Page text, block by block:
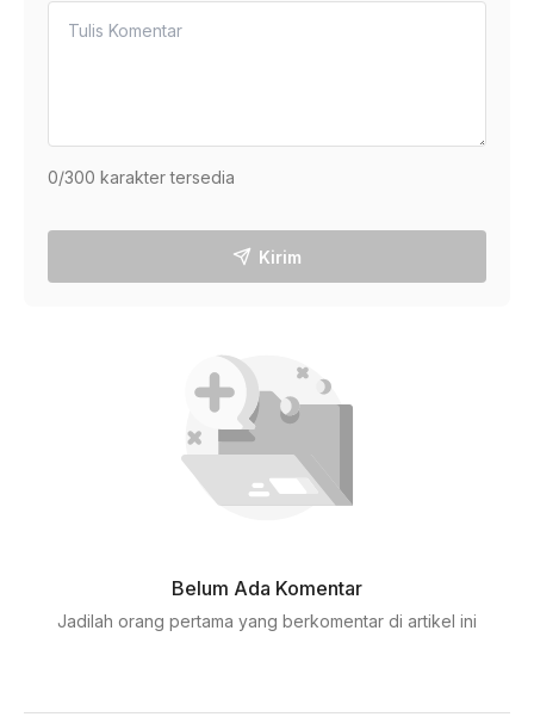
0/300 karakter tersedia
Kirim
Belum Ada Komentar
Jadilah orang pertama yang berkomentar di artikel ini